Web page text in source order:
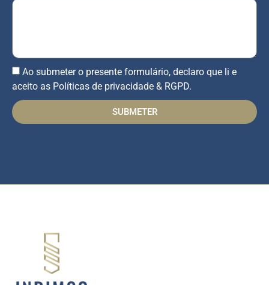
Ao submeter o presente formulário, declaro que li e
aceito as Políticas de privacidade & RGPD.
SUBMETER